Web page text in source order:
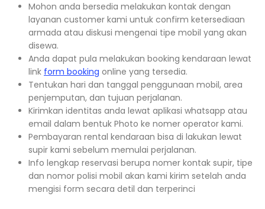
Mohon anda bersedia melakukan kontak dengan
layanan customer kami untuk confirm ketersediaan
armada atau diskusi mengenai tipe mobil yang akan
disewa.
Anda dapat pula melakukan booking kendaraan lewat
link form booking online yang tersedia.
Tentukan hari dan tanggal penggunaan mobil, area
penjemputan, dan tujuan perjalanan.
Kirimkan identitas anda lewat aplikasi whatsapp atau
email dalam bentuk Photo ke nomer operator kami.
Pembayaran rental kendaraan bisa di lakukan lewat
supir kami sebelum memulai perjalanan.
Info lengkap reservasi berupa nomer kontak supir, tipe
dan nomor polisi mobil akan kami kirim setelah anda
mengisi form secara detil dan terperinci